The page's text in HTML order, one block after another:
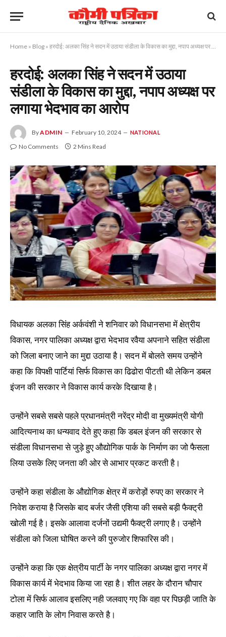
Home » Blog » हरदोई: अलका सिंह ने सदन में उठाया संडीला के विकास का मुद्दा, नपाप अध्यक्ष पर लगाया भेदभाव का आरोप
हरदोई: अलका सिंह ने सदन में उठाया
संडीला के विकास का मुद्दा, नपाप अध्यक्ष पर
लगाया भेदभाव का आरोप
ByADMIN February 10, 2024 NATIONAL
No Comments 2 Mins Read
विधायक अलका सिंह अर्कवंशी ने शनिवार को विधानसभा में क्षेत्रीय
विकास, नगर पालिका अध्यक्ष द्वारा भेदभाव रवैया अपनाने सहित संडीला
को जिला बनाए जाने का मुद्दा उठाया है। सदन में बोलते समय उन्होंने
कहा कि विपक्षी पार्टियां सिर्फ विकास का ढिढोरा पीटती थी लेकिन डबल
इंजन की सरकार ने विकास कार्य करके दिखाया है।
उन्होंने सबसे सबसे पहले प्रधानमंत्री नरेंद्र मोदी वा मुख्यमंत्री योगी
आदित्यनाथ का धन्यवाद देते हुए कहा कि डबल इंजन की सरकार से
संडीला विधानसभा से जुड़े हुए औद्योगिक पार्क के निर्माण का जो फैसला
लिया उसके लिए जनता की ओर से आभार प्रकट करती है।
उन्होंने कहा संडीला के औद्योगिक क्षेत्र में करोड़ों रुपए का सरकार ने
निवेश कराया है जिसके बाद बर्जर जैसी एशिया की सबसे बड़ी फैक्ट्री
खोली गई है। इसके आलावा दर्जनों उद्यमी फैक्ट्री लगाए है। उन्होंने
संडीला को जिला घोषित करने की पुरुजोर शिफारिस की।
उन्होंने कहा कि एक क्षेत्रीय पार्टी के नगर पालिका अध्यक्ष द्वारा नगर में
विकास कार्य में भेदभाव किया जा रहा है। शीत लहर के दौरान चौपार
टोला में सिर्फ आलाव इसलिए नही जलवाए गए कि वहा पर पिछड़ी जाति के
कहार जाति के लोग निवास करते है।